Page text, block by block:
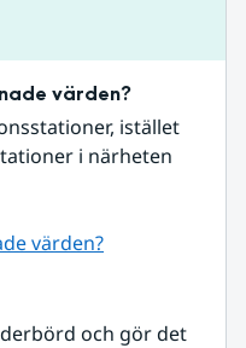
värden?
istället
i närheten
värden?
och gör det